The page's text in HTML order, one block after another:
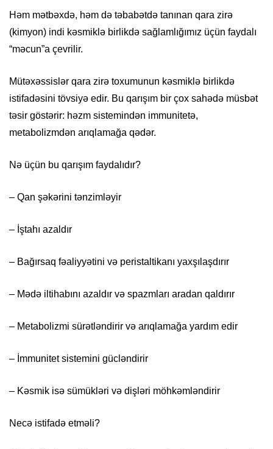
Həm mətbəxdə, həm də təbabətdə tanınan qara zirə
(kimyon) indi kəsmiklə birlikdə sağlamlığımız üçün faydalı
“məcun”a çevrilir.
Mütəxəssislər qara zirə toxumunun kəsmiklə birlikdə
istifadəsini tövsiyə edir. Bu qarışım bir çox sahədə müsbət
təsir göstərir: həzm sistemindən immunitetə,
metabolizmdən arıqlamağa qədər.
Nə üçün bu qarışım faydalıdır?
– Qan şəkərini tənzimləyir
– İştahı azaldır
– Bağırsaq fəaliyyətini və peristaltikanı yaxşılaşdırır
– Mədə iltihabını azaldır və spazmları aradan qaldırır
– Metabolizmi sürətləndirir və arıqlamağa yardım edir
– İmmunitet sistemini gücləndirir
– Kəsmik isə sümükləri və dişləri möhkəmləndirir
Necə istifadə etməli?